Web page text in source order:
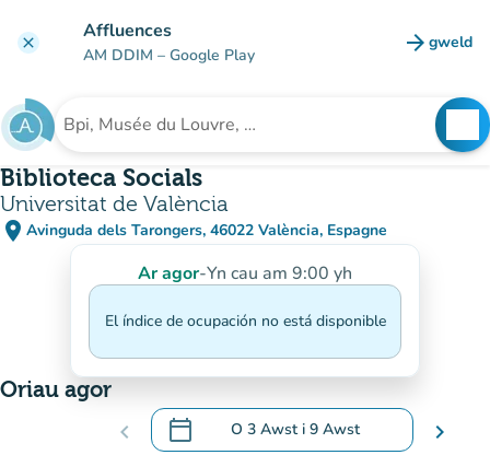
clear Affluences
AM DDIM – Google Play arrow_forward gweld
(tab
Chwilio am sefydliad
Biblioteca Socials
Universitat de València
place Avinguda dels Tarongers, 46022 València, Espagne
(agor yn Google Maps)
(tab newydd)
Ar agor-Yn cau am 9:00 yh
El índice de ocupación no está disponible
Oriau agor
chevron_left calendar_today O 3 Awst i 9 Awst
.Agor y calendr i newid dyddiadau chevron_right